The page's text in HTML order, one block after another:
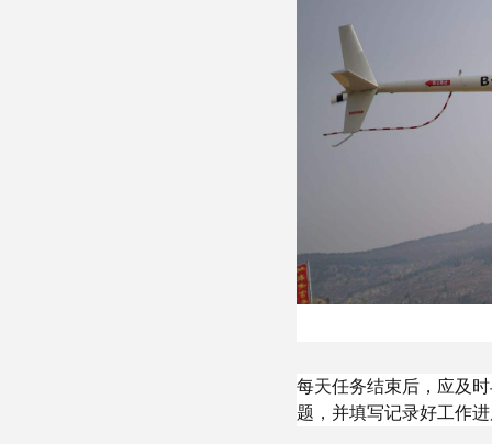
每天任务结束后，应及
题，并填写记录好工作